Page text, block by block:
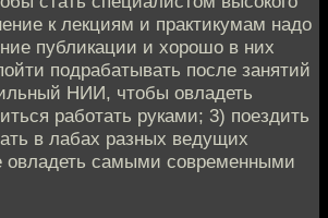
к лекциям и практикумам надо
публикации и хорошо в них
подрабатывать после занятий
НИИ, чтобы овладеть
работать руками; 3) поездить
в лабах разных ведущих
овладеть самыми современными